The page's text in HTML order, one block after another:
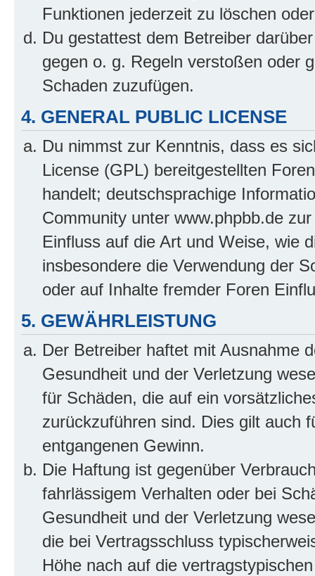
Funktionen jederzeit zu löschen
Du gestattest dem Betreiber
gegen o. g. Regeln verstoßen oder
Schaden zuzufügen.
4. GENERAL PUBLIC LICENSE
Du nimmst zur Kenntnis, dass es
License (GPL) bereitgestellten
handelt; deutschsprachige
Community unter www.phpbb.de
Einfluss auf die Art und Weise, wie
insbesondere die Verwendung der
oder auf Inhalte fremder Foren
5. GEWÄHRLEISTUNG
Der Betreiber haftet mit Ausnahme
Gesundheit und der Verletzung
für Schäden, die auf ein
zurückzuführen sind. Dies gilt auch
entgangenen Gewinn.
Die Haftung ist gegenüber
fahrlässigem Verhalten oder bei
Gesundheit und der Verletzung
die bei Vertragsschluss
Höhe nach auf die